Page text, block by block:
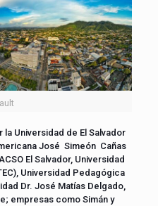
Universidad de El Salvador
José Simeón Cañas
El Salvador, Universidad
Universidad Pedagógica
Dr. José Matías Delgado,
empresas como Simán y